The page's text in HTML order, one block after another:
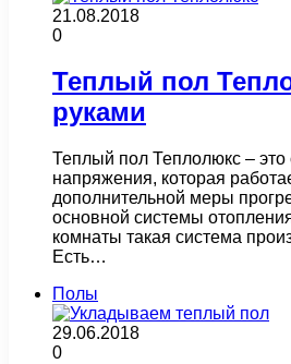
21.08.2018
0
Теплый пол
руками
Теплый пол Теплолюкс – это
напряжения, которая
дополнительной меры
основной системы
комнаты такая система
Есть…
Полы
29.06.2018
0